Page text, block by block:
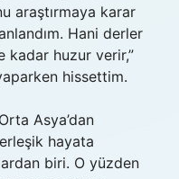
araştırmaya karar
Hani derler
kadar huzur verir,”
hissettim.
Asya’dan
hayata
biri. O yüzden